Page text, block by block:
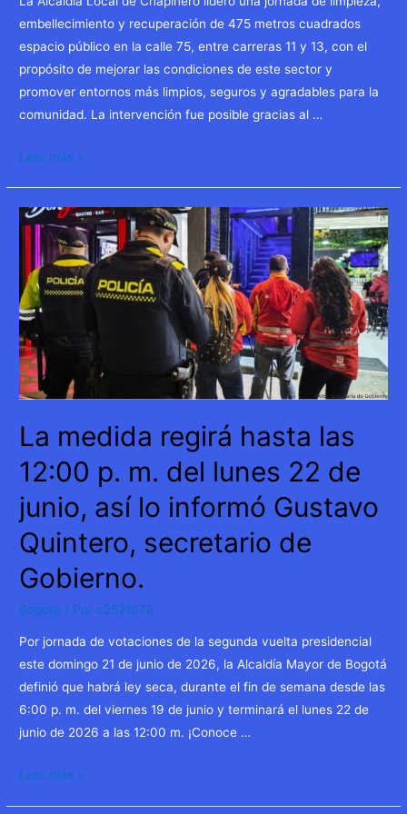
embellecimiento y recuperación de 475 metros cuadrados
espacio público en la calle 75, entre carreras 11 y 13, con el
propósito de mejorar las condiciones de este sector y
promover entornos más limpios, seguros y agradables para la
comunidad. La intervención fue posible gracias al …
Bogotá
espacio
público
Leer más »
La medida regirá hasta las
12:00 p. m. del lunes 22 de
junio, así lo informó Gustavo
Quintero, secretario de
Gobierno.
Bogotá / Por c2521078
Por jornada de votaciones de la segunda vuelta presidencial
este domingo 21 de junio de 2026, la Alcaldía Mayor de Bogotá
definió que habrá ley seca, durante el fin de semana desde las
6:00 p. m. del viernes 19 de junio y terminará el lunes 22 de
junio de 2026 a las 12:00 m. ¡Conoce …
La
Leer más »